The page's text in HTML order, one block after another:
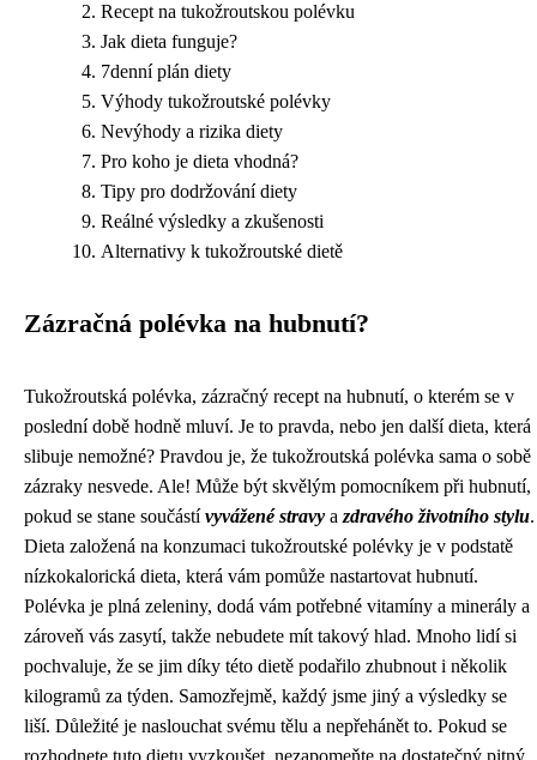
Recept na tukožroutskou polévku
Jak dieta funguje?
7denní plán diety
Výhody tukožroutské polévky
Nevýhody a rizika diety
Pro koho je dieta vhodná?
Tipy pro dodržování diety
Reálné výsledky a zkušenosti
Alternativy k tukožroutské dietě
Zázračná polévka na hubnutí?
Tukožroutská polévka, zázračný recept na hubnutí, o kterém se v
poslední době hodně mluví. Je to pravda, nebo jen další dieta, která
slibuje nemožné? Pravdou je, že tukožroutská polévka sama o sobě
zázraky nesvede. Ale! Může být skvělým pomocníkem při hubnutí,
pokud se stane součástívyvážené stravy a zdravého životního stylu.
Dieta založená na konzumaci tukožroutské polévky je v podstatě
nízkokalorická dieta, která vám pomůže nastartovat hubnutí.
Polévka je plná zeleniny, dodá vám potřebné vitamíny a minerály a
zároveň vás zasytí, takže nebudete mít takový hlad. Mnoho lidí si
pochvaluje, že se jim díky této dietě podařilo zhubnout i několik
kilogramů za týden. Samozřejmě, každý jsme jiný a výsledky se
liší. Důležité je naslouchat svému tělu a nepřehánět to. Pokud se
rozhodnete tuto dietu vyzkoušet, nezapomeňte na dostatečný pitný